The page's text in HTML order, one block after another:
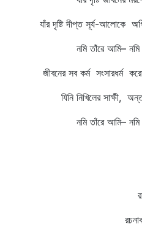
যাঁর দৃষ্টি দীপ্ত সূর্য-আলোকে
নমি তাঁরে আমি– নমি
জীবনের সব কর্ম সংসারধর্ম করো
যিনি নিখিলের সাক্ষী,
নমি তাঁরে আমি– নমি